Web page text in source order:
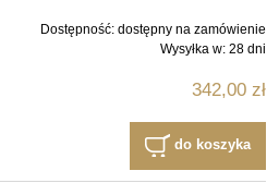
Dostępność: dostępny na zamówienie
Wysyłka w: 28 dni
342,00 zł
do koszyka